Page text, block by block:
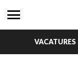
VACATURES